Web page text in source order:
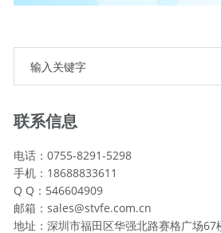
联系信息
电话：0755-8291-5298
手机：18688833611
Q Q：546604909
邮箱：sales@stvfe.com.cn
地址：深圳市福田区华强北路赛格广场67